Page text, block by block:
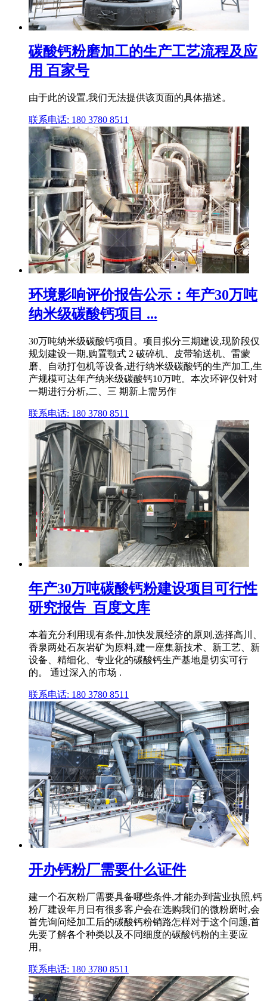
碳酸钙粉磨加工的生产工艺流程及应
用 百家号
由于此的设置,我们无法提供该页面的具体描述。
联系电话: 180 3780 8511
环境影响评价报告公示：年产30万吨
纳米级碳酸钙项目 ...
30万吨纳米级碳酸钙项目。项目拟分三期建设,现阶段仅
规划建设一期,购置颚式 2 破碎机、皮带输送机、雷蒙
磨、自动打包机等设备,进行纳米级碳酸钙的生产加工,生
产规模可达年产纳米级碳酸钙10万吨。本次环评仅针对
一期进行分析,二、三 期新上需另作
联系电话: 180 3780 8511
年产30万吨碳酸钙粉建设项目可行性
研究报告_百度文库
本着充分利用现有条件,加快发展经济的原则,选择高川、
香泉两处石灰岩矿为原料,建一座集新技术、新工艺、新
设备、精细化、专业化的碳酸钙生产基地是切实可行
的。 通过深入的市场 .
联系电话: 180 3780 8511
开办钙粉厂需要什么证件
建一个石灰粉厂需要具备哪些条件,才能办到营业执照,钙
粉厂建设年月日有很多客户会在选购我们的微粉磨时,会
首先询问经加工后的碳酸钙粉销路怎样对于这个问题,首
先要了解各个种类以及不同细度的碳酸钙粉的主要应
用。
联系电话: 180 3780 8511